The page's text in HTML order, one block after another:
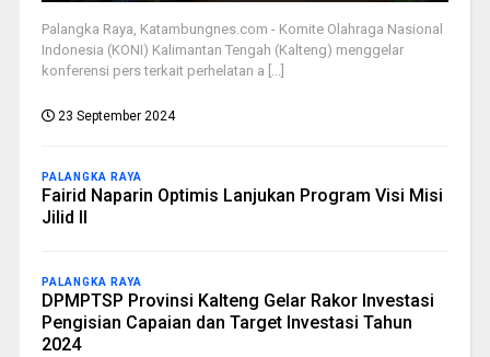
Palangka Raya, Katambungnes.com - Komite Olahraga Nasional
Indonesia (KONI) Kalimantan Tengah (Kalteng) menggelar
konferensi pers terkait perhelatan a [...]
23 September 2024
PALANGKA RAYA
Fairid Naparin Optimis Lanjukan Program Visi Misi
Jilid II
PALANGKA RAYA
DPMPTSP Provinsi Kalteng Gelar Rakor Investasi
Pengisian Capaian dan Target Investasi Tahun
2024